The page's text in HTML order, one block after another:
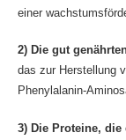
einer
2) Die gut
das zur Herstellung
Phenylalanin-
3) Die Proteine, die